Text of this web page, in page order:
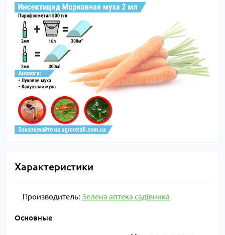
Характеристики
Производитель: Зелена аптека садівника
Основные